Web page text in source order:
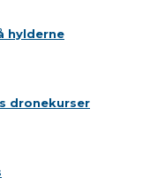
hylderne
dronekurser